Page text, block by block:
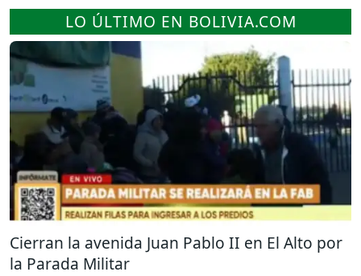
LO ÚLTIMO EN BOLIVIA.COM
Cierran la avenida Juan Pablo II en El Alto por
la Parada Militar